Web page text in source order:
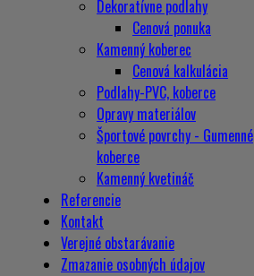
Dekoratívne podlahy
Cenová ponuka
Kamenný koberec
Cenová kalkulácia
Podlahy-PVC, koberce
Opravy materiálov
Športové povrchy - Gumenné
koberce
Kamenný kvetináč
Referencie
Kontakt
Verejné obstarávanie
Zmazanie osobných údajov